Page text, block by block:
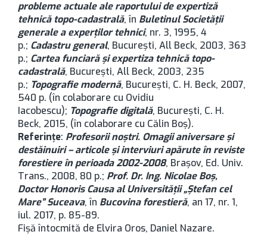
probleme actuale ale raportului de expertiză
tehnică topo-cadastrală, în Buletinul Societăţii
generale a experţilor tehnici, nr. 3, 1995, 4
p.; Cadastru general, București, All Beck, 2003, 363
p.; Cartea funciară și expertiza tehnică topo-
cadastrală, București, All Beck, 2003, 235
p.; Topografie modernă, București, C. H. Beck, 2007,
540 p. (în colaborare cu Ovidiu
Iacobescu); Topografie digitală, București, C. H.
Beck, 2015, (în colaborare cu Călin Boș).
Referințe: Profesorii noștri. Omagii aniversare și
destăinuiri – articole și interviuri apărute în reviste
forestiere în perioada 2002-2008, Brașov, Ed. Univ.
Trans., 2008, 80 p.; Prof. Dr. Ing. Nicolae Boș,
Doctor Honoris Causa al Universității „Ștefan cel
Mare” Suceava, în Bucovina forestieră, an 17, nr. 1,
iul. 2017, p. 85-89.
Fișă întocmită de Elvira Oros, Daniel Nazare.